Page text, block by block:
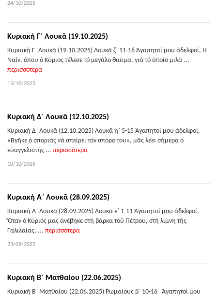
24/10/2025
Κυριακή Γ΄ Λουκᾶ (19.10.2025)
Κυριακή Γ΄ Λουκᾶ (19.10.2025) Λουκᾶ ζ΄ 11-16 Ἀγαπητοί μου ἀδελφοί, Ἡ
Ναΐν, ὅπου ὁ Κύριος τέλεσε τό μεγάλο θαῦμα, γιά τό ὁποῖο μιλᾶ ...
περισσότερα
15/10/2025
Κυριακή Δ΄ Λουκᾶ (12.10.2025)
Κυριακή Δ΄ Λουκᾶ (12.10.2025) Λουκᾶ η΄ 5-15 Ἀγαπητοί μου ἀδελφοί,
«Βγῆκε ὁ σποριάς νά σπείρει τόν σπόρο του», μᾶς λέει σήμερα ὁ
εὐαγγελιστής ... περισσότερα
10/10/2025
Κυριακή Α΄ Λουκᾶ (28.09.2025)
Κυριακή Α΄ Λουκᾶ (28.09.2025) Λουκᾶ ε΄ 1-11 Ἀγαπητοί μου ἀδελφοί,
Ὅταν ὁ Κύριός μας ἀνέβηκε στή βάρκα τοῦ Πέτρου, στή λίμνη τῆς
Γαλιλαίας, ... περισσότερα
23/09/2025
Κυριακή Β΄ Ματθαίου (22.06.2025)
Κυριακή Β΄ Ματθαίου (22.06.2025) Ρωμαίους β΄ 10-16 Ἀγαπητοί μου